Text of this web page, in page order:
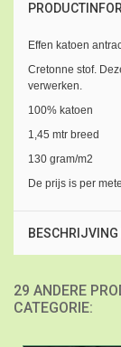
Effen katoen
Cretonne stof.
verwerken.
100% katoen
1,45 mtr breed
130 gram/m2
De prijs is per
29 ANDERE
CATEGORIE: